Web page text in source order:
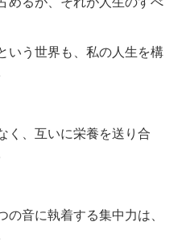
いう世界も、私の人生を構
く、互いに栄養を送り合
音に執着する集中力は、